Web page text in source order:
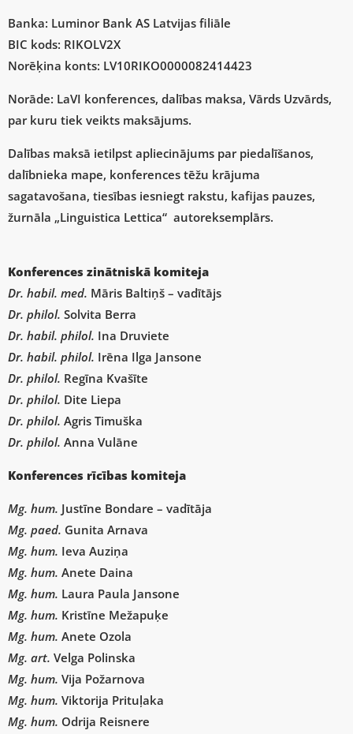
Banka: Luminor Bank AS Latvijas filiāle
BIC kods: RIKOLV2X
Norēķina konts: LV10RIKO0000082414423
Norāde: LaVI konferences, dalības maksa, Vārds Uzvārds,
par kuru tiek veikts maksājums.
Dalības maksā ietilpst apliecinājums par piedalīšanos,
dalībnieka mape, konferences tēžu krājuma
sagatavošana, tiesības iesniegt rakstu, kafijas pauzes,
žurnāla „Linguistica Lettica“ autoreksemplārs.
Konferences zinātniskā komiteja
Dr. habil. med. Māris Baltiņš – vadītājs
Dr. philol. Solvita Berra
Dr. habil. philol. Ina Druviete
Dr. habil. philol. Irēna Ilga Jansone
Dr. philol. Regīna Kvašīte
Dr. philol. Dite Liepa
Dr. philol. Agris Timuška
Dr. philol. Anna Vulāne
Konferences rīcības komiteja
Mg. hum. Justīne Bondare – vadītāja
Mg. paed. Gunita Arnava
Mg. hum. Ieva Auziņa
Mg. hum. Anete Daina
Mg. hum. Laura Paula Jansone
Mg. hum. Kristīne Mežapuķe
Mg. hum. Anete Ozola
Mg. art. Velga Polinska
Mg. hum. Vija Požarnova
Mg. hum. Viktorija Prituļaka
Mg. hum. Odrija Reisnere